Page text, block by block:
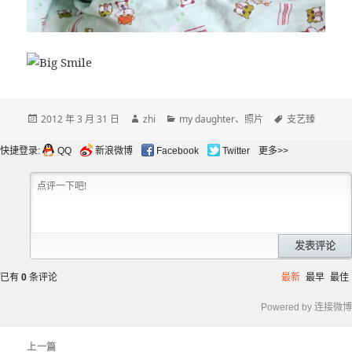
发
于
2012 年 3 月 31 日
作
zhi
分
my daughter、 照片
标
支艺臻
快捷登录: QQ 新浪微博 Facebook Twitter 更多>>
发表评论
已有 0 条评论 最新 最早 最佳
Powered by 连接微博
上一篇